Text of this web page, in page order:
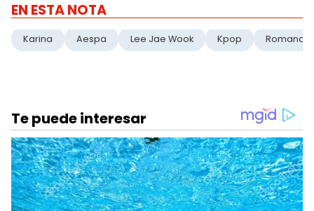
EN ESTA NOTA
Karina Aespa Lee Jae Wook Kpop Romance